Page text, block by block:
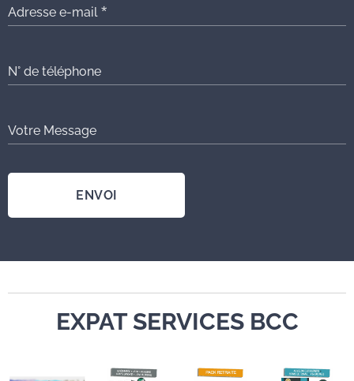
Adresse e-mail
N° de téléphone
Votre Message
ENVOI
EXPAT SERVICES BCC